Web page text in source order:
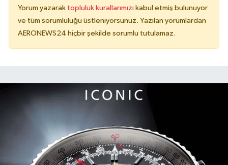
Yorum yazarak topluluk kurallarımızı kabul etmiş bulunuyor
ve tüm sorumluluğu üstleniyorsunuz. Yazılan yorumlardan
AERONEWS24 hiçbir şekilde sorumlu tutulamaz.